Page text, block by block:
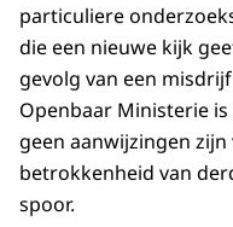
particuliere
die een nieuwe kijk
gevolg van een
Openbaar Ministerie
geen aanwijzingen
betrokkenheid van
spoor.